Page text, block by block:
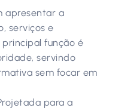
apresentar a
serviços e
função é
servindo
sem focar em
para a